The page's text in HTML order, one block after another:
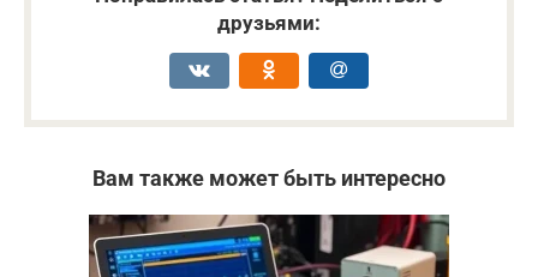
друзьями:
Вам также может быть интересно